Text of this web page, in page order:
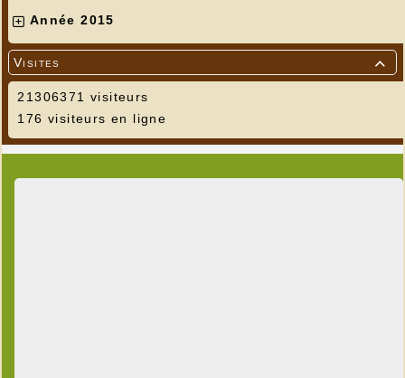
Année 2015

Visites
21306371 visiteurs
176 visiteurs en ligne